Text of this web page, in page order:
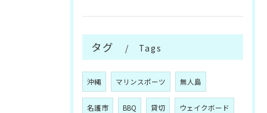
タグ Tags
沖縄 マリンスポーツ 無人島
名護市 BBQ 貸切 ウェイクボード